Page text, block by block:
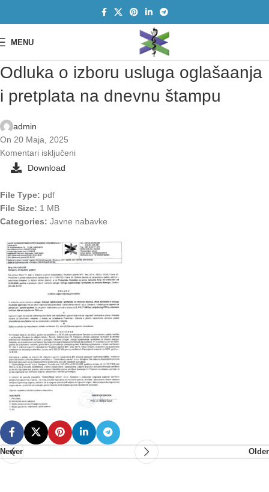
MENU
Odluka o izboru usluga oglašaanja
i pretplata na dnevnu štampu
admin
On 20 Maja, 2025
Komentari isključeni
Download
File Type: pdf
File Size: 1 MB
Categories: Javne nabavke
Newer Older